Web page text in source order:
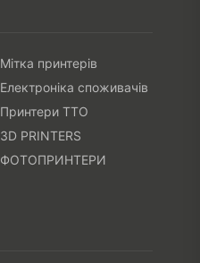
Мітка принтерів
Електроніка споживачів
Принтери TTO
3D PRINTERS
ФОТОПРИНТЕРИ